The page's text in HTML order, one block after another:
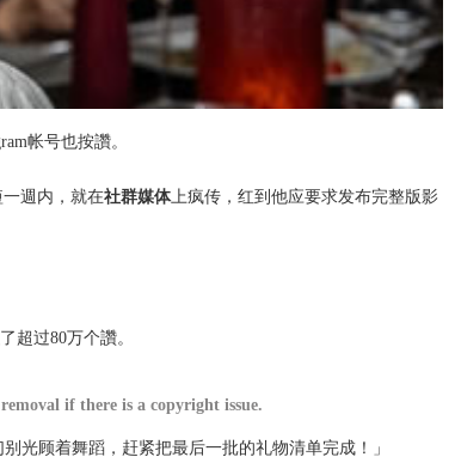
帐号也按讚。
一週内，就在社群媒体上疯传，红到他应要求发布完整版影
超过80万个讚。
if there is a copyright issue.
光顾着舞蹈，赶紧把最后一批的礼物清单完成！」